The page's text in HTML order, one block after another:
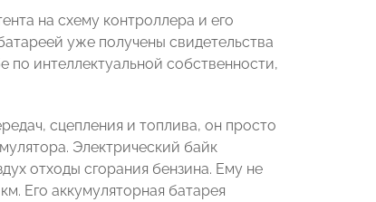
на схему контроллера и его
уже получены свидетельства
интеллектуальной собственности,
сцепления и топлива, он просто
Электрический байк
отходы сгорания бензина. Ему не
Его аккумуляторная батарея